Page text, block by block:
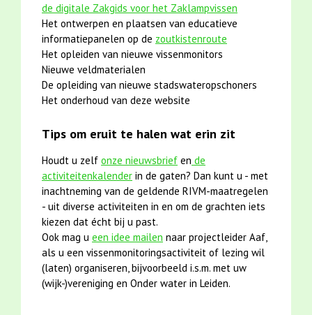
de digitale Zakgids voor het Zaklampvissen
Het ontwerpen en plaatsen van educatieve
informatiepanelen op de zoutkistenroute
Het opleiden van nieuwe vissenmonitors
Nieuwe veldmaterialen
De opleiding van nieuwe stadswateropschoners
Het onderhoud van deze website
Tips om eruit te halen wat erin zit
Houdt u zelf onze nieuwsbrief en de
activiteitenkalender in de gaten? Dan kunt u - met
inachtneming van de geldende RIVM-maatregelen
- uit diverse activiteiten in en om de grachten iets
kiezen dat écht bij u past.
Ook mag u een idee mailen naar projectleider Aaf,
als u een vissenmonitoringsactiviteit of lezing wil
(laten) organiseren, bijvoorbeeld i.s.m. met uw
(wijk-)vereniging en Onder water in Leiden.